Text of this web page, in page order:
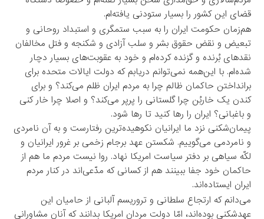
قضای این کشور را بسیار ستودنی یافته‌ام.
هم‌زمان حکومت ایران را به سبب ستمگری و استبداد روحانی و
تبعیض و نقض حقوق بشر و سلب آزادی و شکنجه و فتل مخالفان
نقدهای بُرنده و گزنده کرده‌ام و خود به عقوبت‌های بسیار دچار
شده‌ام. با این‌همه نمی‌توانم دریابم که دولت ایالات متحده برای
برانداختن حاکمان ظالم چرا به مردم ایران ظلم می‌کند؟ و برای
کندن یک خاربُن چرا گلستانی را پرپر می‌کند؟ و اصلا چرا خار کنی
و باغبانی؟ ایران را رها کنید تا رها شود.
پیمان‌شکنی نزد ما ایرانیان نکوهیده‌ترین رفتارست و به آن نامردی
و نامردمی می‌گوییم. شکستن عهد برجام زخمی بر غرور ایرانیان و
لکّه سیاهی بر دفتر سیاست امریکا نهاد. روا نیست مردم ما هم از
حاکمان خود جفا ببینند هم از کسانی که مدّعی‌اند در کنار مردم
ایران ایستاده‌اند.
می‌دانم که ارتجاع سلطانی و تروریسم آلبانی از حامیان این
عهدشکنی بوده‌اند، امّا دولت مردان امریکا بدانند که آنان مشاورانی